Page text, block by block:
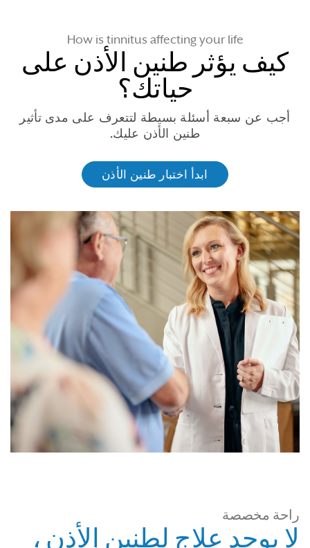
How is tinnitus affecting your life
كيف يؤثر طنين الأذن على
حياتك؟
أجب عن سبعة أسئلة بسيطة لتتعرف على مدى تأثير
طنين الأذن عليك.
ابدأ اختبار طنين الأذن
راحة مخصصة
لا يوجد علاج لطنين الأذن ،